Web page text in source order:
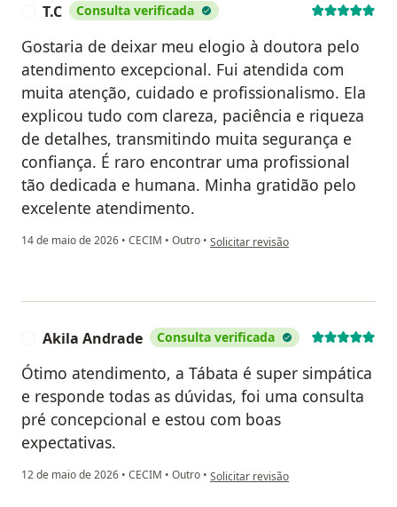
T.C Consulta verificada
Gostaria de deixar meu elogio à doutora pelo
atendimento excepcional. Fui atendida com
muita atenção, cuidado e profissionalismo. Ela
explicou tudo com clareza, paciência e riqueza
de detalhes, transmitindo muita segurança e
confiança. É raro encontrar uma profissional
tão dedicada e humana. Minha gratidão pelo
excelente atendimento.
14 de maio de 2026 • CECIM • Outro • na opinião do utilizador T.C
Solicitar revisão
Akila Andrade Consulta verificada
Ótimo atendimento, a Tábata é super simpática
e responde todas as dúvidas, foi uma consulta
pré concepcional e estou com boas
expectativas.
12 de maio de 2026 • CECIM • Outro • na opinião do utilizador Akila Andrade
Solicitar revisão